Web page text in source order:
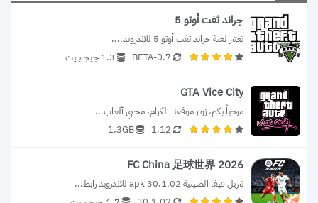
جراند ثفت أوتو 5
تعتبر لعبة جراند ثفت أوتو 5 للاندرويد،...
0.7-BETA
1.3 جيجابايت
GTA Vice City
مرحباً بكم، زوار موقعنا الكرام، محبي ألعاب...
1.12
1.3GB
FC China 足球世界 2026
تنزيل فيفا الصينية 30.1.02 apk للاندرويد رابط...